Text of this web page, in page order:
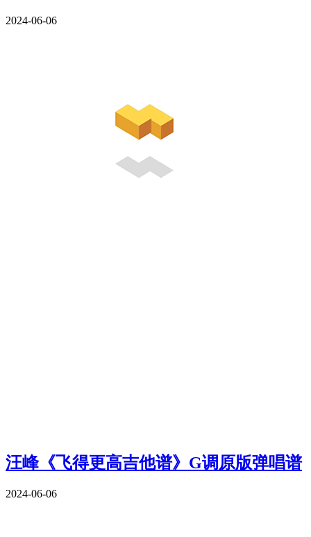
2024-06-06
汪峰《飞得更高吉他谱》G调原版弹唱谱
2024-06-06